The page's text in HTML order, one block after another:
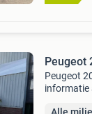
Peugeot
Peugeot
informatie